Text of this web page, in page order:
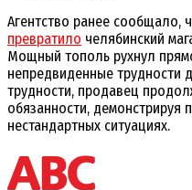
Агентство ранее сообщало,
превратило челябинский
Мощный тополь рухнул
непредвиденные трудности
трудности, продавец
обязанности,
нестандартных ситуациях.